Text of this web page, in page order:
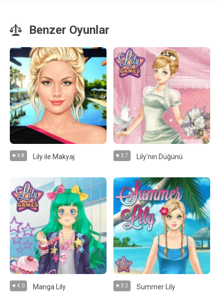
Benzer Oyunlar
4.8 Lily ile Makyaj 3.7 Lily'nin Düğünü
4.0 Manga Lily 3.2 Summer Lily